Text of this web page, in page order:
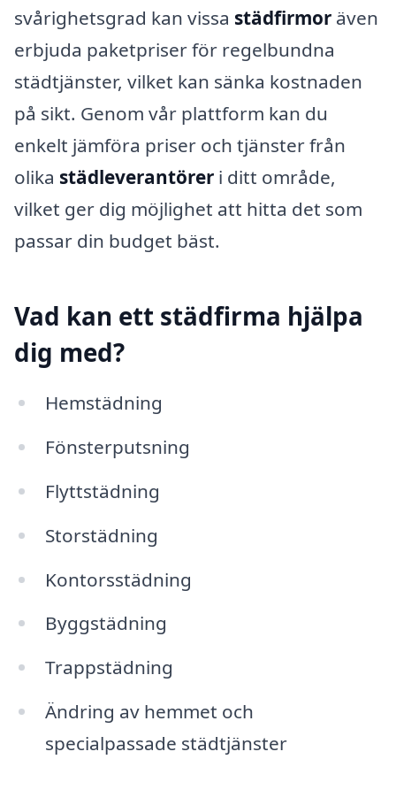
svårighetsgrad kan vissa städfirmor även
erbjuda paketpriser för regelbundna
städtjänster, vilket kan sänka kostnaden
på sikt. Genom vår plattform kan du
enkelt jämföra priser och tjänster från
olika städleverantörer i ditt område,
vilket ger dig möjlighet att hitta det som
passar din budget bäst.
Vad kan ett städfirma hjälpa
dig med?
Hemstädning
Fönsterputsning
Flyttstädning
Storstädning
Kontorsstädning
Byggstädning
Trappstädning
Ändring av hemmet och
specialpassade städtjänster